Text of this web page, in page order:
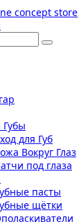
Губы
для Губ
Вокруг Глаз
под глаза
пасты
щётки